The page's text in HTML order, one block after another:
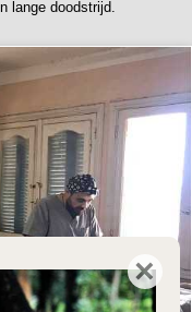
lange doodstrijd.
×